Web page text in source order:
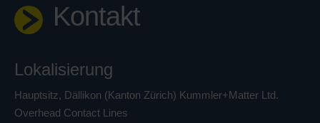
Kontakt
Lokalisierung
Hauptsitz, Dällikon (Kanton Zürich) Kummler+Matter Ltd.
Overhead Contact Lines